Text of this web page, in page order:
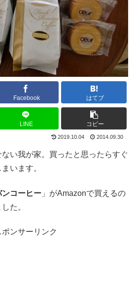
Facebook はてブ
LINE コピー
2019.10.04 2014.09.30
ない我が家。買ったと思ったらすぐ
います。
ンコーヒー 」がAmazonで買えるの
た。
ポンサーリンク